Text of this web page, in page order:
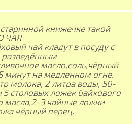
книжечке такой
ЧАЯ
чай кладут в посуду с
масло,соль,чёрный
минут на медленном огне.
молока, 2 литра воды, 50-
5 столовых ложек байхового
масла,2-3 чайные ложки
чёрный перец.